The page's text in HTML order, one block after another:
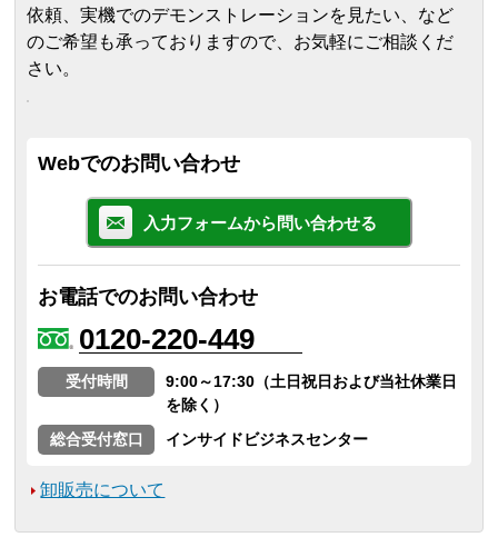
依頼、実機でのデモンストレーションを見たい、など
のご希望も承っておりますので、お気軽にご相談くだ
さい。
Webでのお問い合わせ
入力フォームから問い合わせる
お電話でのお問い合わせ
0120-220-449
受付時間
9:00～17:30（土日祝日および当社休業日
を除く）
総合受付窓口
インサイドビジネスセンター
卸販売について